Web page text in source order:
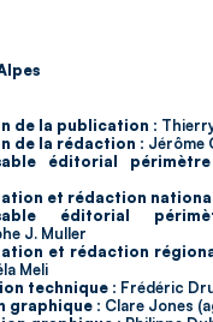
de la publication :
de la rédaction : Jérôme
éditorial
et rédaction
éditorial
J. Muller
et rédaction
Meli
technique : Frédéric
graphique : Clare Jones